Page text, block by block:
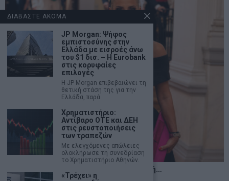
Η αληθινή παιδεία ξεκινά από την ψυχή…
ΔΙΑΒΑΣΤΕ ΑΚΟΜΑ
JP Morgan: Ψήφος
εμπιστοσύνης στην
Ελλάδα με εισροές άνω
του $1 δισ. – Η Eurobank
στις κορυφαίες
επιλογές
Η JP Morgan επιβεβαιώνει τη
θετική στάση της για την
Ελλάδα, παρά
Χρηματιστήριο:
Αντίβαρο ΟΤΕ και ΔΕΗ
στις ρευστοποιήσεις
των τραπεζών
Με ελεγχόμενες απώλειες
ολοκλήρωσε τη συνεδρίαση
το Χρηματιστήριο Αθηνών.
«Τρέχει» η